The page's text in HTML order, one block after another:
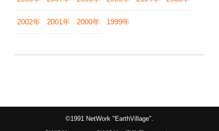
2002年 2001年 2000年 1999年
©1991 NetWork "EarthVillage".